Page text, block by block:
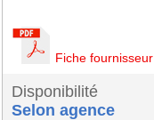
Fiche fournisseur
Disponibilité
Selon agence